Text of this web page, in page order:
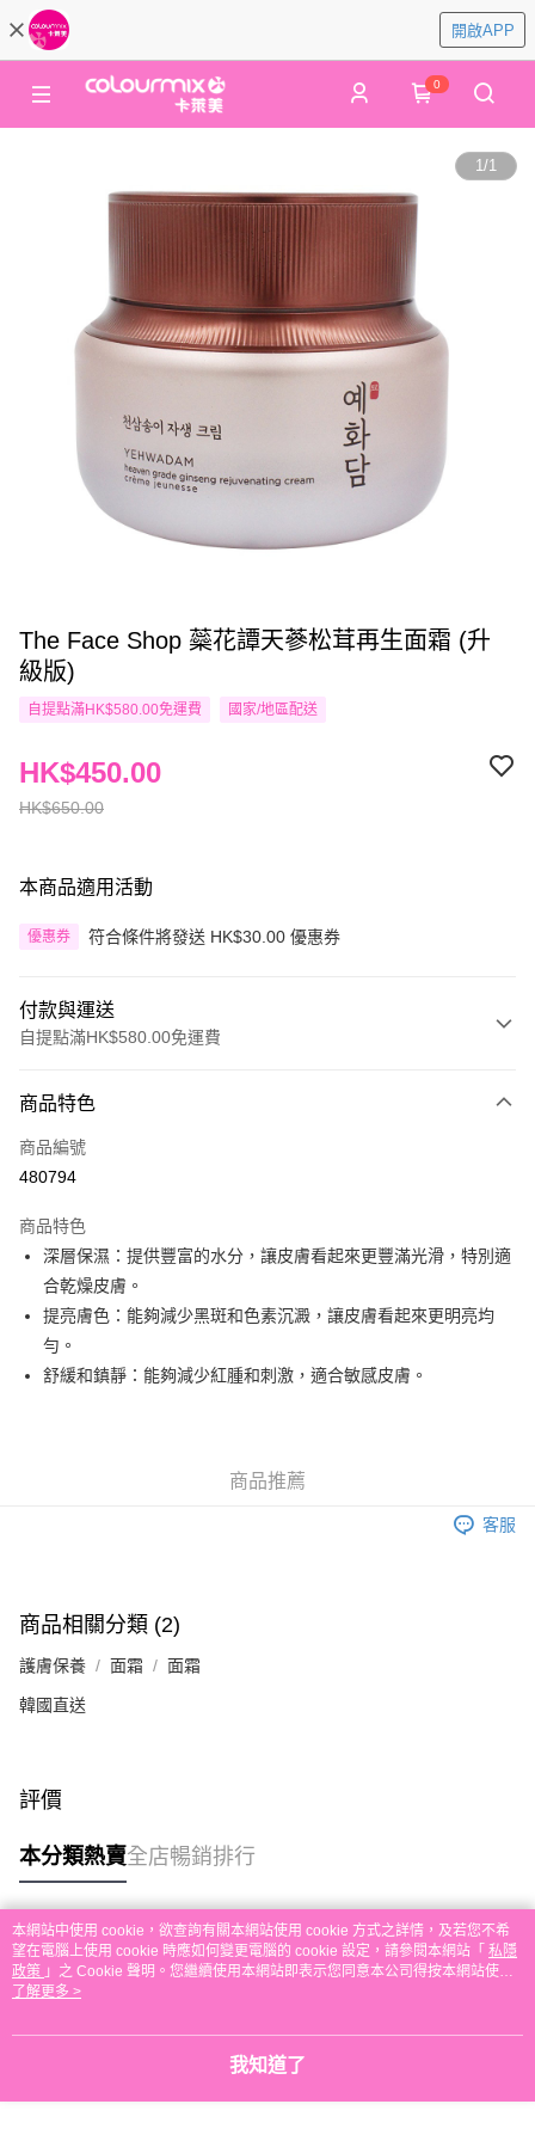
開啟APP
0
1/1
The Face Shop 蘂花譚天蔘松茸再生面霜 (升
級版)
自提點滿HK$580.00免運費 國家/地區配送
HK$650.00
HK$450.00
本商品適用活動
優惠券 符合條件將發送 HK$30.00 優惠券
付款與運送
自提點滿HK$580.00免運費
信用卡
Apple Pay
AlipayHK
PayMe
WeChat Pay
其他轉帳方式
單。 如果訂購後七個工作天內我們未能收到有關存款，有關訂單將被取消。
每筆HK$30.00，滿HK$580.00或以上免運費
本地配送
每筆HK$30.00，滿HK$580.00或以上免運費
其他地區配送
商品特色
商品編號
480794
商品特色
深層保濕：提供豐富的水分，讓皮膚看起來更豐滿光滑，特別適
合乾燥皮膚。
提亮膚色：能夠減少黑斑和色素沉澱，讓皮膚看起來更明亮均
勻。
舒緩和鎮靜：能夠減少紅腫和刺激，適合敏感皮膚。
商品推薦
客服
商品相關分類 (2)
護膚保養 面霜 面霜
韓國直送
評價
本分類熱賣全店暢銷排行
熱門標籤
熱銷排行
本網站中使用 cookie，欲查詢有關本網站使用 cookie 方式之詳情，及若您不希
望在電腦上使用 cookie 時應如何變更電腦的 cookie 設定，請參閱本網站「 私隱
政策 」之 Cookie 聲明。您繼續使用本網站即表示您同意本公司得按本網站使用
條款之 Cookie 聲明使用 cookie。
了解更多 >
我知道了